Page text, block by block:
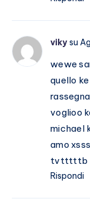
vikysu
wewe
quello
voglioo
michael
amo
tvtttttb
Rispondi